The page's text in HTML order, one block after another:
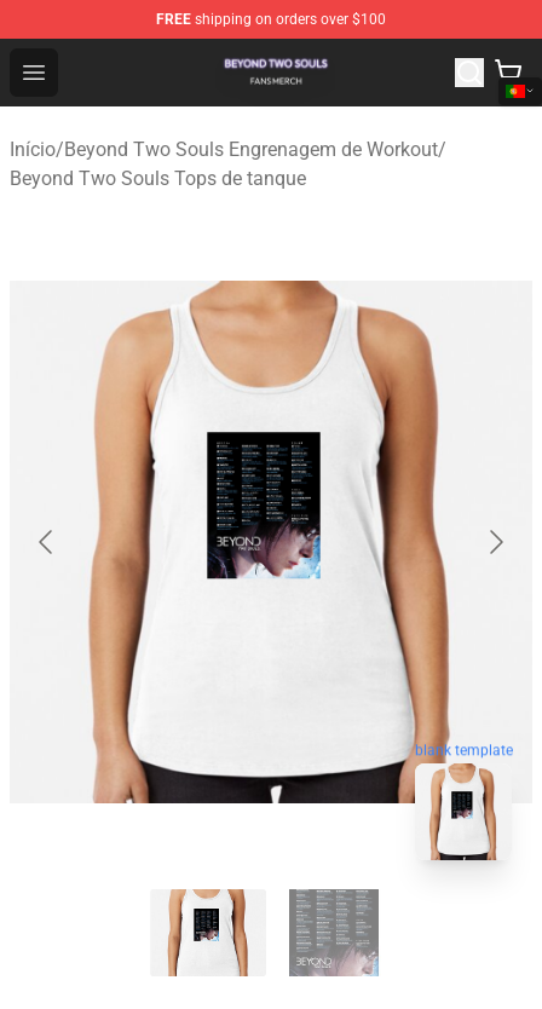
FREE shipping on orders over $100
Open menu
Beyond Two Souls Shop - Official Beyond Two Souls
Início/Beyond Two Souls Engrenagem de Workout/
Beyond Two Souls Tops de tanque
blank template